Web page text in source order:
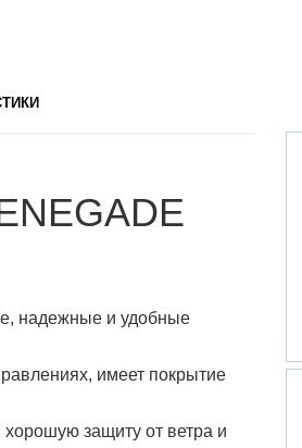
надежные и удобные
имеет покрытие
хорошую защиту от ветра и